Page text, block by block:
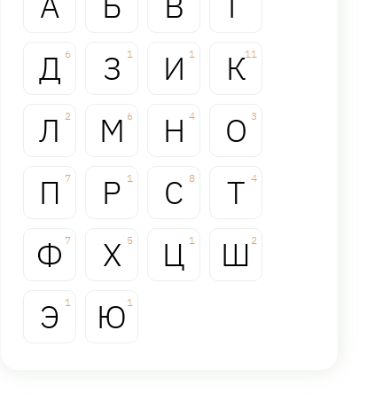
Д 6 З 1 И 1 К11
Л 2 М 6 Н 4 О 3
П 7 Р 1 С 8 Т 4
Ф 7 Х 5 Ц 1 Ш 2
Э 1 Ю 1